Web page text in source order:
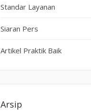
Standar Layanan
Siaran Pers
Artikel Praktik Baik
Arsip